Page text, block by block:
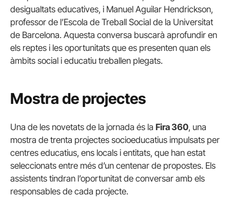
desigualtats educatives, i Manuel Aguilar Hendrickson,
professor de l’Escola de Treball Social de la Universitat
de Barcelona. Aquesta conversa buscarà aprofundir en
els reptes i les oportunitats que es presenten quan els
àmbits social i educatiu treballen plegats.
Mostra de projectes
Una de les novetats de la jornada és la Fira 360, una
mostra de trenta projectes socioeducatius impulsats per
centres educatius, ens locals i entitats, que han estat
seleccionats entre més d’un centenar de propostes. Els
assistents tindran l’oportunitat de conversar amb els
responsables de cada projecte.